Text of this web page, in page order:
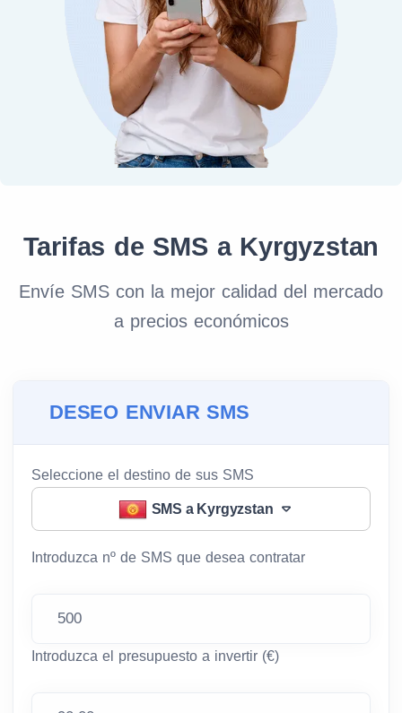
Tarifas de SMS a Kyrgyzstan
Envíe SMS con la mejor calidad del mercado
a precios económicos
DESEO ENVIAR SMS
Seleccione el destino de sus SMS
SMS a Kyrgyzstan
Introduzca nº de SMS que desea contratar
Introduzca el presupuesto a invertir (€)